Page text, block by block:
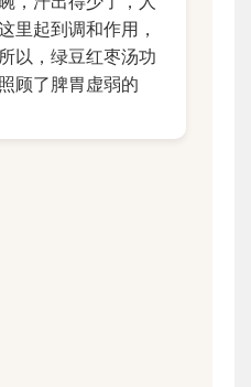
里起到调和作用，
以，绿豆红枣汤功
顾了脾胃虚弱的